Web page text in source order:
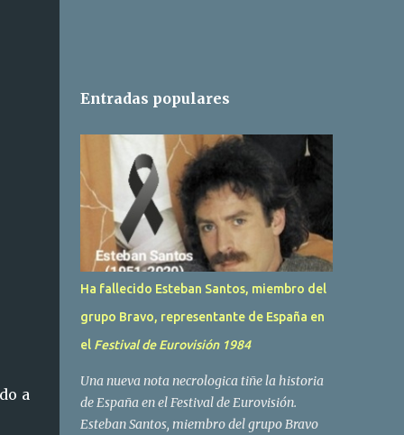
a
Entradas populares
Ha fallecido Esteban Santos, miembro del
grupo Bravo, representante de España en
el Festival de Eurovisión 1984
Una nueva nota necrologica tiñe la historia
de España en el Festival de Eurovisión.
Esteban Santos, miembro del grupo Bravo